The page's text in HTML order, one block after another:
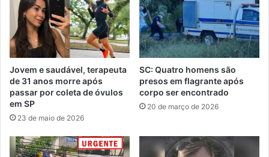
Jovem e saudável, terapeuta
de 31 anos morre após
passar por coleta de óvulos
em SP
23 de maio de 2026
SC: Quatro homens são
presos em flagrante após
corpo ser encontrado
20 de março de 2026